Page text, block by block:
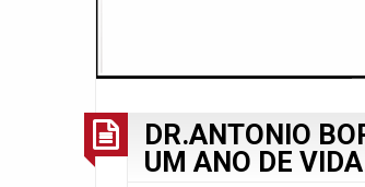
DR.ANTONIO
UM ANO DE